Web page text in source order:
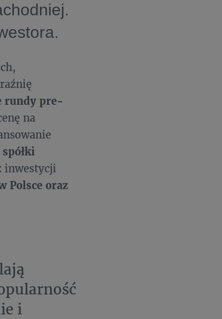
rundy pre-
na
inwestycji
Polsce oraz
i